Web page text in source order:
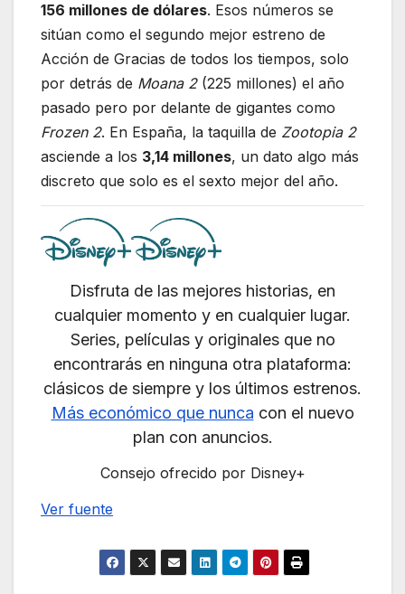
156 millones de dólares. Esos números se
sitúan como el segundo mejor estreno de
Acción de Gracias de todos los tiempos, solo
por detrás de Moana 2(225 millones) el año
pasado pero por delante de gigantes como
Frozen 2. En España, la taquilla de Zootopia 2
asciende a los 3,14 millones, un dato algo más
discreto que solo es el sexto mejor del año.
Disfruta de las mejores historias, en
cualquier momento y en cualquier lugar.
Series, películas y originales que no
encontrarás en ninguna otra plataforma:
clásicos de siempre y los últimos estrenos.
Más económico que nunca con el nuevo
plan con anuncios.
Consejo ofrecido por Disney+
Ver fuente